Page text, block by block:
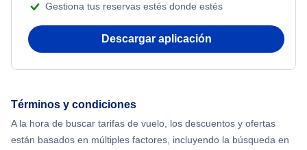
Flights from Nueva York to Atenas
Flights from Shanghai to Nueva York
Flights from Delhi to Nueva York
Gestiona tus reservas estés donde estés
Descargar aplicación
Términos y condiciones
A la hora de buscar tarifas de vuelo, los descuentos y ofertas
están basados en múltiples factores, incluyendo la búsqueda en